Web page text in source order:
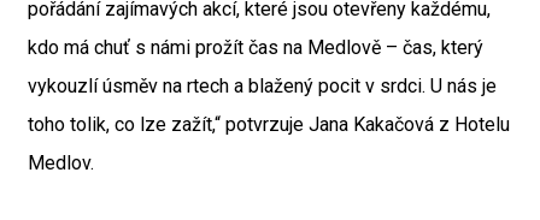
pořádání zajímavých akcí, které jsou otevřeny každému,
kdo má chuť s námi prožít čas na Medlově – čas, který
vykouzlí úsměv na rtech a blažený pocit v srdci. U nás je
toho tolik, co lze zažít,“ potvrzuje Jana Kakačová z Hotelu
Medlov.